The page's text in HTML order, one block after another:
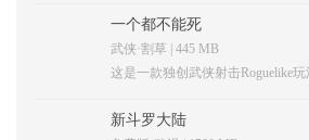
一个都不能死
武侠·割草 | 445 MB
这是一款独创武侠射击Roguelike
新斗罗大陆